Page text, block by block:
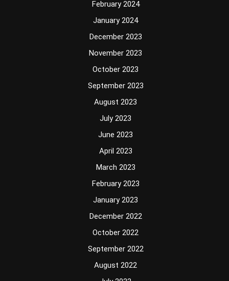
February 2024
January 2024
December 2023
November 2023
October 2023
September 2023
August 2023
July 2023
June 2023
April 2023
March 2023
February 2023
January 2023
December 2022
October 2022
September 2022
August 2022